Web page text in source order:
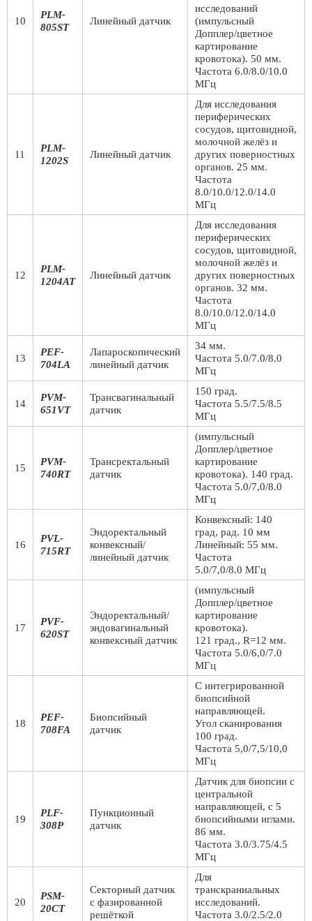
10
PLM-
805ST
Линейный датчик
исследований
(импульсный
Допплер/цветное
картирование
кровотока). 50 мм.
Частота 6.0/8.0/10.0
МГц
11
PLM-
1202S
Линейный датчик
Для исследования
периферических
сосудов, щитовидной,
молочной желёз и
других поверностных
органов. 25 мм.
Частота
8.0/10.0/12.0/14.0
МГц
12
PLM-
1204AT
Линейный датчик
Для исследования
периферических
сосудов, щитовидной,
молочной желёз и
других поверностных
органов. 32 мм.
Частота
8.0/10.0/12.0/14.0
МГц
13
PEF-
704LA
Лапароскопический
линейный датчик
34 мм.
Частота 5.0/7.0/8.0
МГц
14
PVM-
651VT
Трансвагинальный
датчик
150 град.
Частота 5.5/7.5/8.5
МГц
15
PVM-
740RT
Трансректальный
датчик
(импульсный
Допплер/цветное
картирование
кровотока). 140 град.
Частота 5.0/7,0/8.0
МГц
16
PVL-
715RT
Эндоректальный
конвексный/
линейный датчик
Конвексный: 140
град, рад. 10 мм
Линейный: 55 мм.
Частота
5.0/7,0/8.0 МГц
17
PVF-
620ST
Эндоректальный/
эндовагинальный
конвексный датчик
(импульсный
Допплер/цветное
картирование
кровотока).
121 град., R=12 мм.
Частота 5.0/6,0/7.0
МГц
18
PEF-
708FA
Биопсийный
датчик
С интегрированной
биопсийной
направляющей.
Угол сканирования
100 град.
Частота 5,0/7,5/10,0
МГц
19
PLF-
308P
Пункционный
датчик
Датчик для биопсии с
центральной
направляющей, с 5
биопсийными иглами.
86 мм.
Частота 3.0/3.75/4.5
МГц
20
PSM-
20CT
Секторный датчик
с фазированной
решёткой
Для
транскраниальных
исследований.
Частота 3.0/2.5/2.0